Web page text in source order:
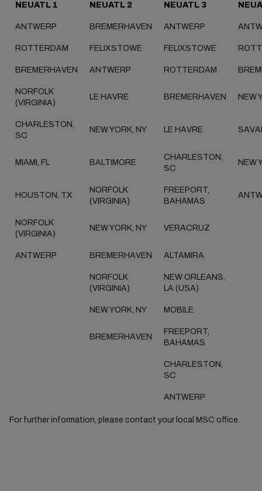
NEUATL 1 NEUATL 2 NEUATL 3
ANTWERP BREMERHAVEN ANTWERP
ROTTERDAM FELIXSTOWE FELIXSTOWE
BREMERHAVEN ANTWERP ROTTERDAM
NORFOLK
(VIRGINIA)
LE HAVRE BREMERHAVEN NEW
CHARLESTON,
SC
NEW YORK, NY LE HAVRE
MIAMI, FL BALTIMORE
CHARLESTON,
SC
NEW
HOUSTON, TX
NORFOLK
(VIRGINIA)
FREEPORT,
BAHAMAS
NORFOLK
(VIRGINIA)
NEW YORK, NY VERACRUZ
ANTWERP BREMERHAVEN ALTAMIRA
NORFOLK
(VIRGINIA)
NEW ORLEANS,
LA (USA)
NEW YORK, NY MOBILE
BREMERHAVEN
FREEPORT,
BAHAMAS
CHARLESTON,
SC
ANTWERP
For further information, please contact your local MSC office.